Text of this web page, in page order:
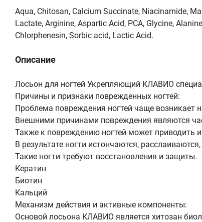
Aqua, Сhitosan, Calcium Succinate, Niacinamide,
Lactate, Arginine, Aspartic Acid, PCA, Glycine,
Chlorphenesin, Sorbic acid, Lactic Acid.
Описание
Лосьон для ногтей Укрепляющий КЛАВИО
Причины и признаки поврежденных ногтей:
Проблема повреждения ногтей чаще возникает
Внешними причинами повреждения являются
Также к повреждению ногтей может приводить
В результате ногти истончаются,
Такие ногти требуют восстановления и защиты.
Кератин
Биотин
Кальций
Механизм действия и активные компоненты:
Основой лосьона КЛАВИО является хитозан